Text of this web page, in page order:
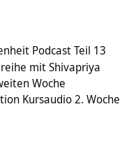
Podcast Teil 13
mit Shivapriya
Woche
Kursaudio 2. Woche